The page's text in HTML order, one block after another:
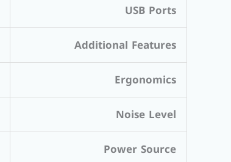
USB Ports
Additional Features
Ergonomics
Noise Level
Power Source